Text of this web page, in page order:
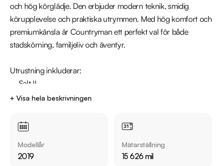
och hög körglädje. Den erbjuder modern teknik, smidig
körupplevelse och praktiska utrymmen. Med hög komfort och
premiumkänsla är Countryman ett perfekt val för både
stadskörning, familjeliv och äventyr.
Utrustning inkluderar:
  - Navigation
Jämför denna bil med någon av våra andra MINI Countryman
i lager. Se våra bilar på https://www.riddermarkbil.se/kopa-
+ Visa hela beskrivningen
Modellår
2019
Mätarställning
15 626 mil